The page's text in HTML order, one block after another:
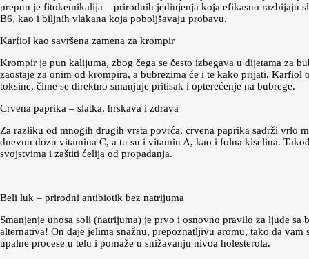
prepun je fitokemikalija – prirodnih jedinjenja koja efikasno razbijaju
B6, kao i biljnih vlakana koja poboljšavaju probavu.
Karfiol kao savršena zamena za krompir
Krompir je pun kalijuma, zbog čega se često izbegava u dijetama za
zaostaje za onim od krompira, a bubrezima će i te kako prijati.
toksine, čime se direktno smanjuje pritisak i opterećenje na bubrege.
Crvena paprika – slatka, hrskava i zdrava
Za razliku od mnogih drugih vrsta povrća, crvena paprika sadrži vrlo
dnevnu dozu vitamina C, a tu su i vitamin A, kao i folna kiselina.
svojstvima i zaštiti ćelija od propadanja.
Beli luk – prirodni antibiotik bez natrijuma
Smanjenje unosa soli (natrijuma) je prvo i osnovno pravilo za ljude sa
alternativa! On daje jelima snažnu, prepoznatljivu aromu, tako da
upalne procese u telu i pomaže u snižavanju nivoa holesterola.